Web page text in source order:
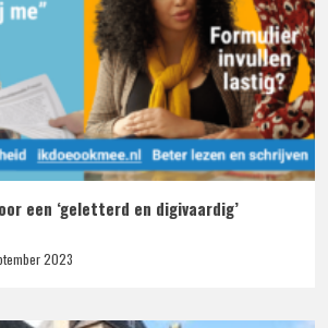
een ‘geletterd en digivaardig’
2023